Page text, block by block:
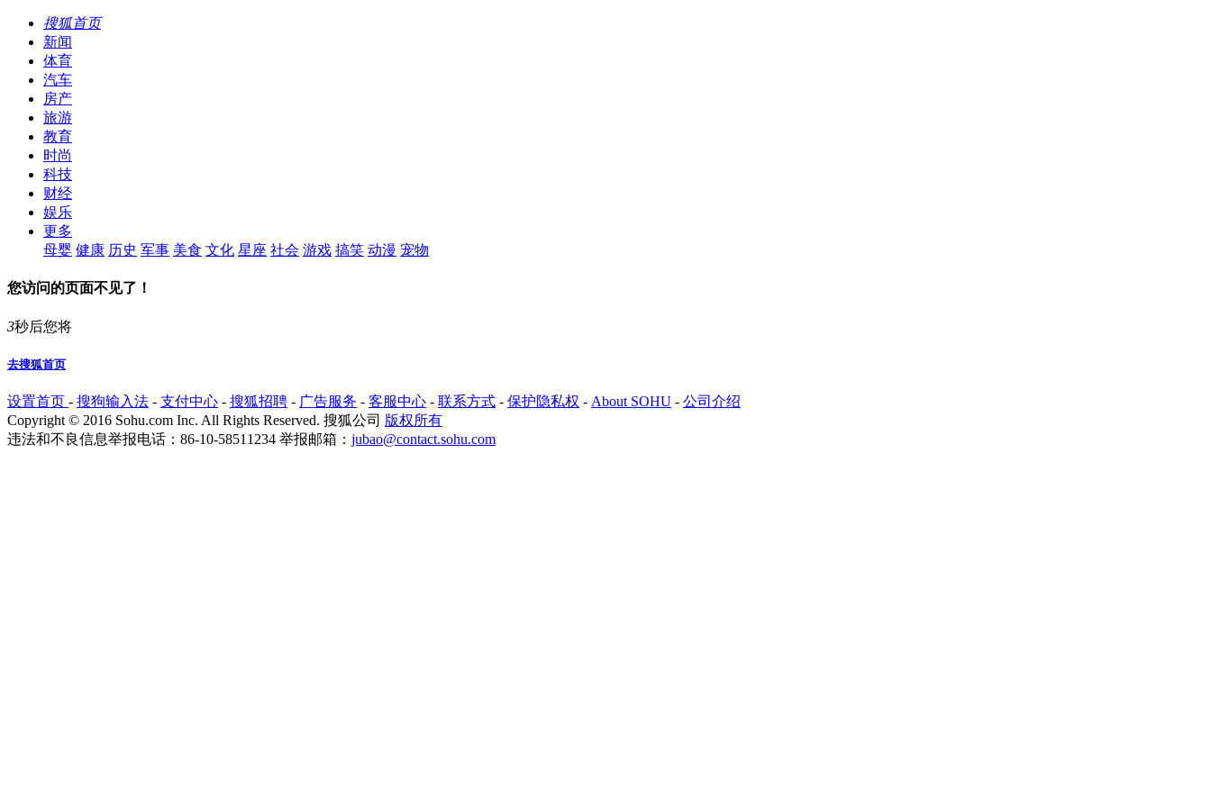
搜狐首页
新闻
体育
汽车
房产
旅游
教育
时尚
科技
财经
娱乐
更多
母婴 健康 历史 军事 美食 文化 星座 社会 游戏 搞笑 动漫 宠物
您访问的页面不见了！
3秒后您将
去搜狐首页
设置首页 - 搜狗输入法 - 支付中心 - 搜狐招聘 - 广告服务 - 客服中心 - 联系方式 - 保护隐私权 - About SOHU - 公司介绍
Copyright © 2016 Sohu.com Inc. All Rights Reserved. 搜狐公司 版权所有
违法和不良信息举报电话：86-10-58511234 举报邮箱： jubao@contact.sohu.com